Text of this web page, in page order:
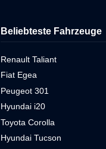
Beliebteste Fahrzeuge
Renault Taliant
Fiat Egea
Peugeot 301
Hyundai i20
Toyota Corolla
Hyundai Tucson